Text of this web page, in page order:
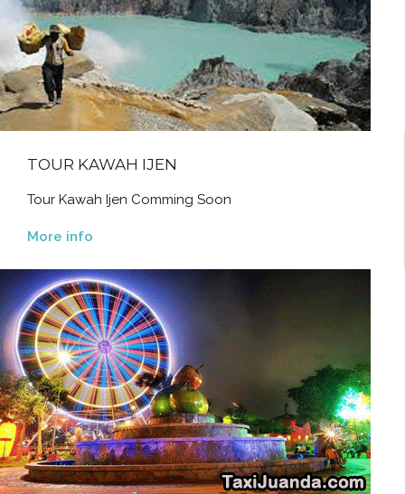
TOUR KAWAH IJEN
Tour Kawah Ijen Comming Soon
More info